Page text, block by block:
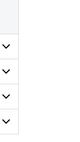
Undersidor
för
Radar
och
Undersidor
för
Väder
till
Undersidor
för